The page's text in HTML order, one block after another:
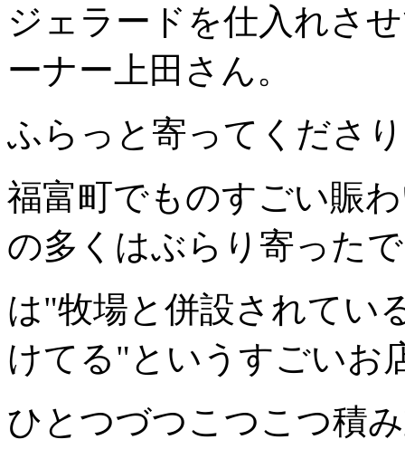
ジェラードを仕入れさ
ーナー上田さん。
ふらっと寄ってくださ
福富町でものすごい賑
の多くはぶらり寄った
は"牧場と併設されてい
けてる"というすごいお
ひとつづつこつこつ積